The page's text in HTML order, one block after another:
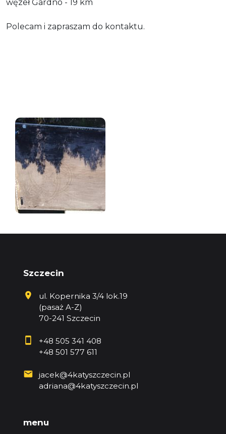
węzeł Gardno - 19 km
Polecam i zapraszam do kontaktu.
Szczecin
ul. Kopernika 3/4 lok.19
(pasaż A-Z)
70-241 Szczecin
+48 505 341 408
+48 501 577 611
jacek@4katyszczecin.pl
adriana@4katyszczecin.pl
menu